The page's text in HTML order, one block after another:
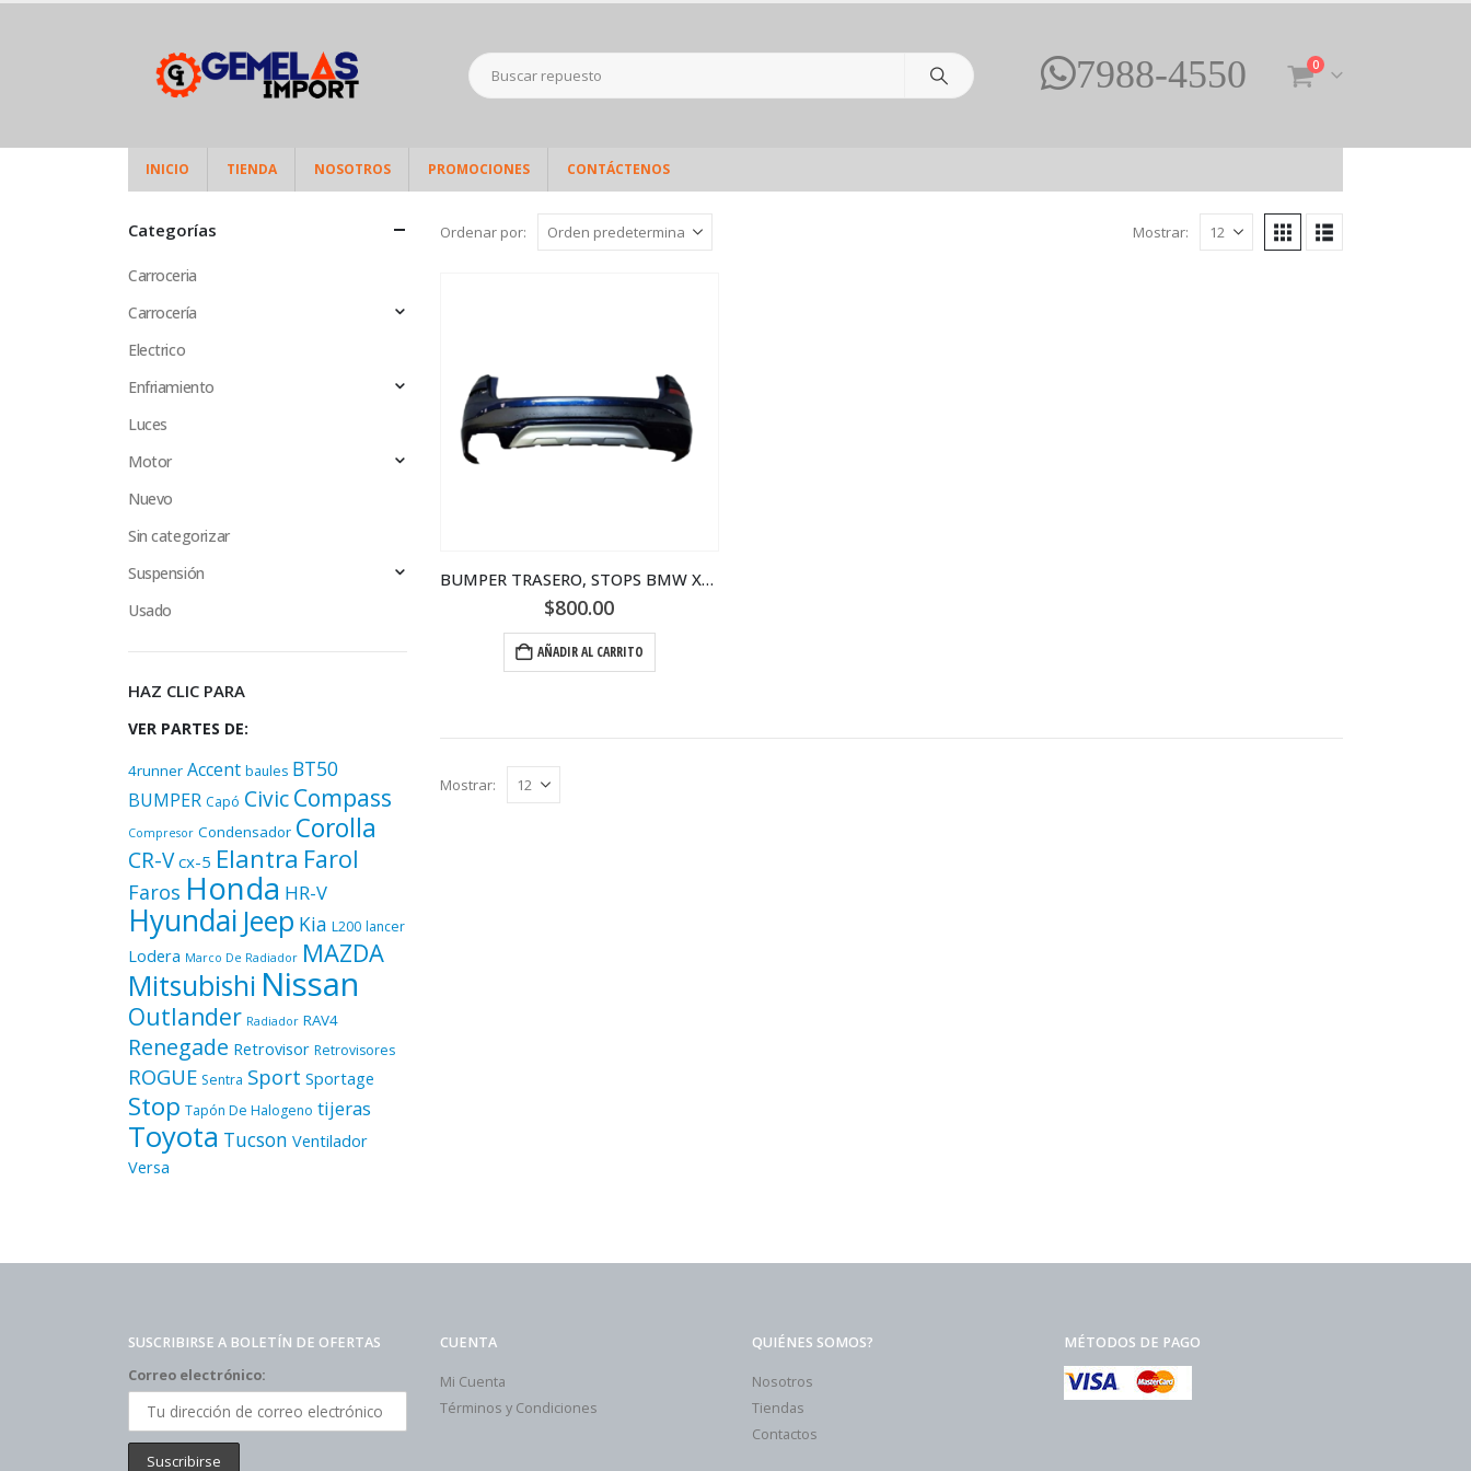
7988-4550 0
INICIO TIENDA NOSOTROS PROMOCIONES CONTÁCTENOS
Ordenar por: Mostrar:
BUMPER TRASERO, STOPS BMW X3 2016
$800.00
AÑADIR AL CARRITO
Mostrar:
Categorías
Carroceria
Carrocería
Electrico
Enfriamiento
Luces
Motor
Nuevo
Sin categorizar
Suspensión
Usado
HAZ CLIC PARA
VER PARTES DE:
4runner Accent baules BT50
BUMPER Capó CivicCompass
Compresor Condensador Corolla
CR-V cx-5 Elantra Farol
Faros Honda HR-V
Hyundai Jeep Kia L200 lancer
Lodera Marco De Radiador MAZDA
Mitsubishi Nissan
Outlander Radiador RAV4
Renegade Retrovisor Retrovisores
ROGUE Sentra Sport Sportage
Stop Tapón De Halogeno tijeras
Toyota Tucson Ventilador
Versa
SUSCRIBIRSE A BOLETÍN DE OFERTAS
Correo electrónico:
CUENTA
Mi Cuenta
Términos y Condiciones
QUIÉNES SOMOS?
Nosotros
Tiendas
Contactos
MÉTODOS DE PAGO